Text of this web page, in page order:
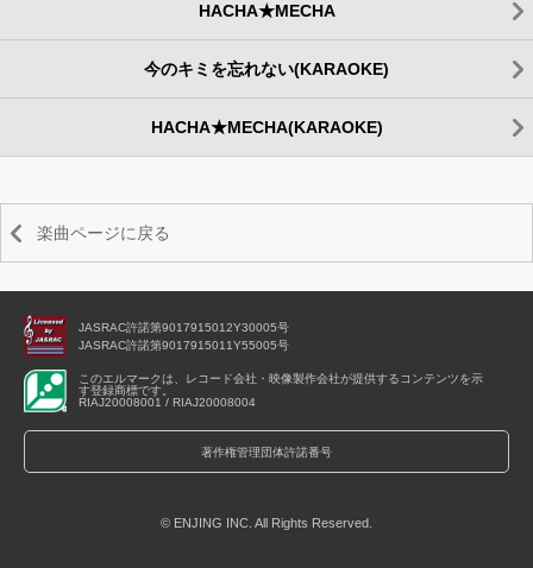
HACHA★MECHA
今のキミを忘れない(KARAOKE)
HACHA★MECHA(KARAOKE)
楽曲ページに戻る
JASRAC許諾第9017915012Y30005号
JASRAC許諾第9017915011Y55005号
このエルマークは、レコード会社・映像製作会社が提供するコンテンツを示
す登録商標です。
RIAJ20008001 / RIAJ20008004
著作権管理団体許諾番号
© ENJING INC. All Rights Reserved.